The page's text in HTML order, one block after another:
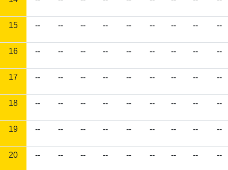
15 -- -- -- -- -- -- -- -- --
16 -- -- -- -- -- -- -- -- --
17 -- -- -- -- -- -- -- -- --
18 -- -- -- -- -- -- -- -- --
19 -- -- -- -- -- -- -- -- --
20 -- -- -- -- -- -- -- -- --